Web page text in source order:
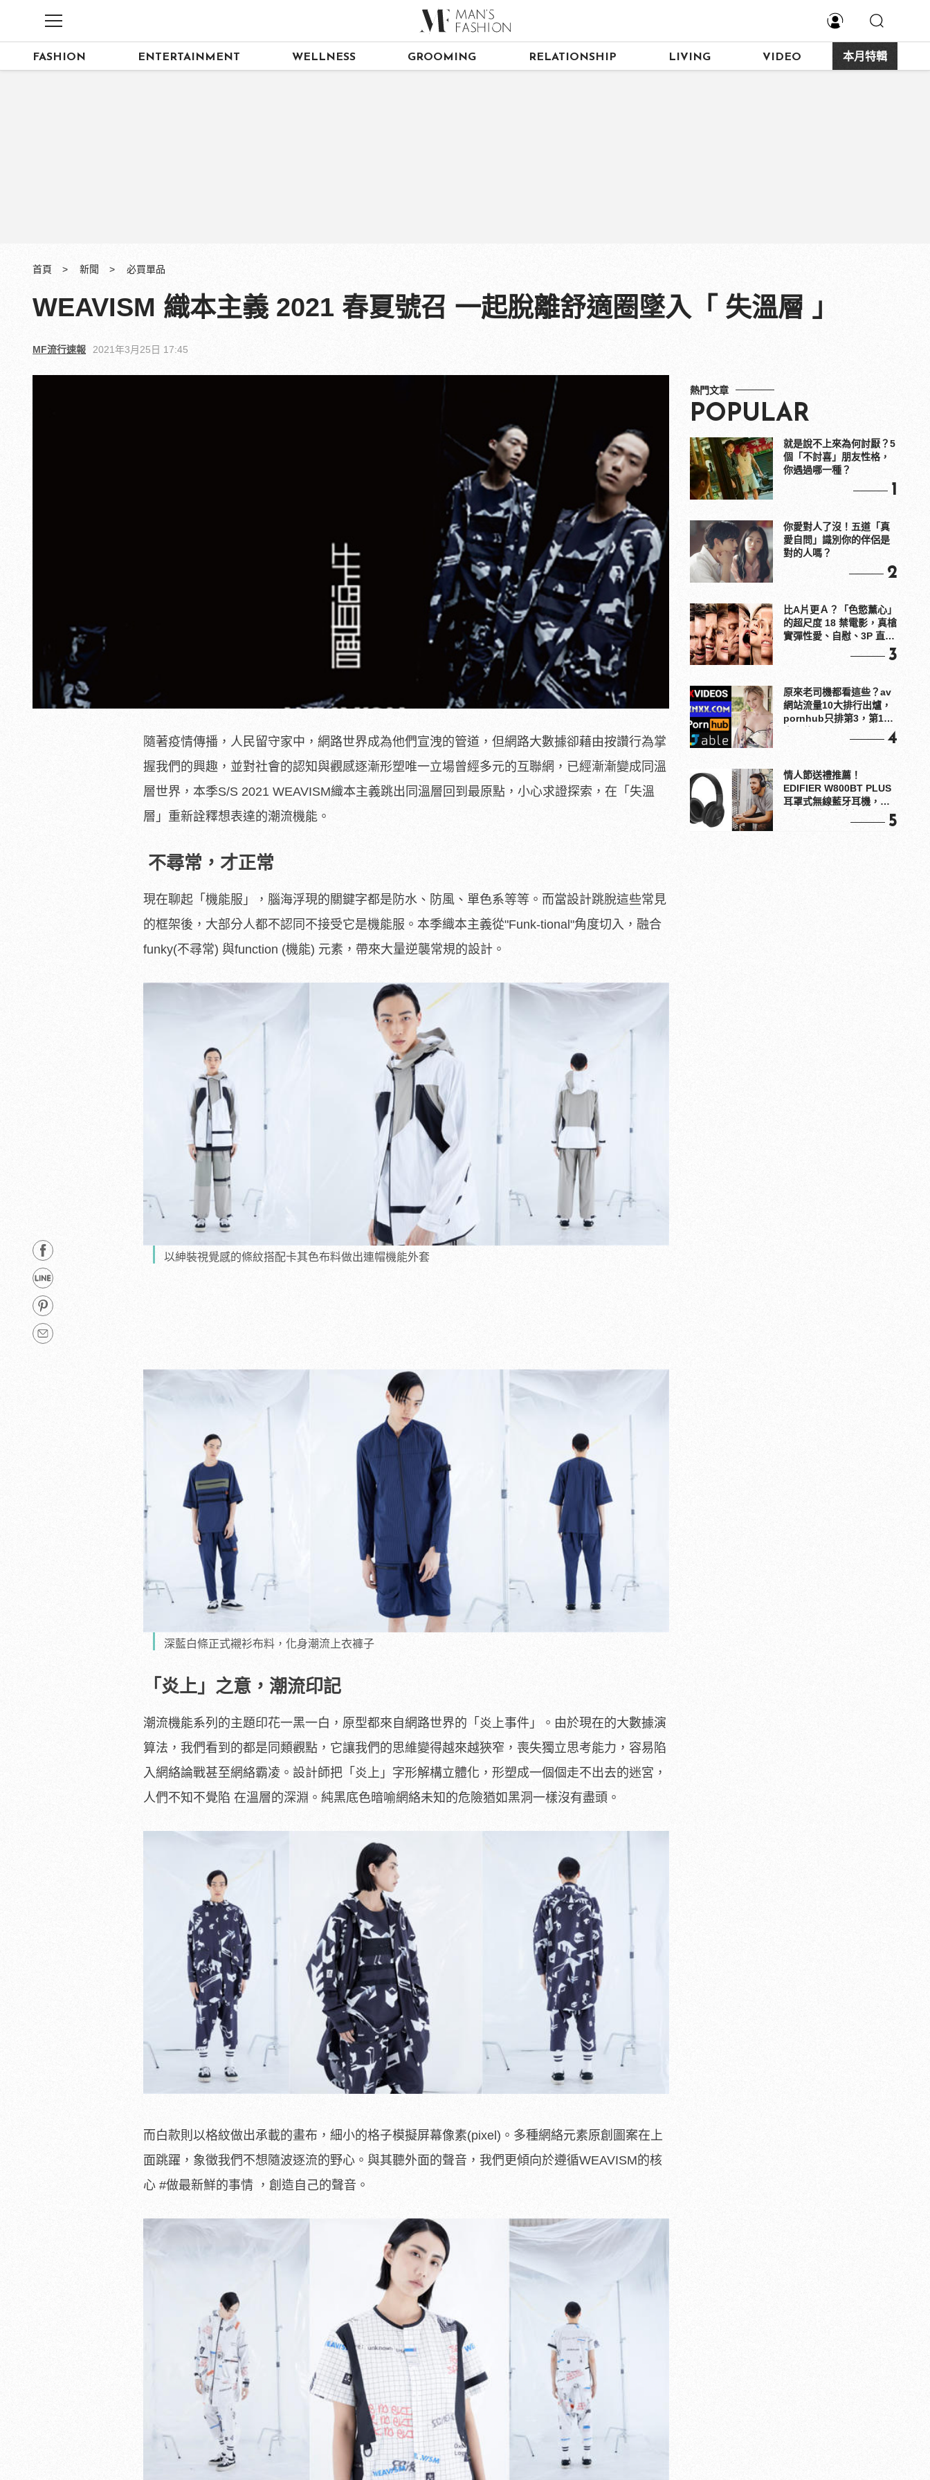
FASHION ENTERTAINMENT WELLNESS GROOMING RELATIONSHIP LIVING VIDEO 本月特輯
首頁 新聞 必買單品
WEAVISM 織本主義 2021 春夏號召 一起脫離舒適圈墜入「 失溫層 」
MF流行速報 2021年3月25日 17:45
隨著疫情傳播，人民留守家中，網路世界成為他們宣洩的管道，但網路大數據卻藉由按讚行為掌
握我們的興趣，並對社會的認知與觀感逐漸形塑唯一立場曾經多元的互聯網，已經漸漸變成同溫
層世界，本季S/S 2021 WEAVISM織本主義跳出同溫層回到最原點，小心求證探索，在「失溫
層」重新詮釋想表達的潮流機能。
不尋常，才正常
現在聊起「機能服」，腦海浮現的關鍵字都是防水、防風、單色系等等。而當設計跳脫這些常見
的框架後，大部分人都不認同不接受它是機能服。本季織本主義從"Funk-tional"角度切入，融合
funky(不尋常) 與function (機能) 元素，帶來大量逆襲常規的設計。
以紳裝視覺感的條紋搭配卡其色布料做出連帽機能外套
深藍白條正式襯衫布料，化身潮流上衣褲子
「 炎上 」 之意，潮流印記
潮流機能系列的主題印花一黑一白，原型都來自網路世界的「炎上事件」。由於現在的大數據演
算法，我們看到的都是同類觀點，它讓我們的思維變得越來越狹窄，喪失獨立思考能力，容易陷
入網絡論戰甚至網絡霸凌。設計師把「炎上」字形解構立體化，形塑成一個個走不出去的迷宮，
人們不知不覺陷 在溫層的深淵。純黑底色暗喻網絡未知的危險猶如黑洞一樣沒有盡頭。
而白款則以格紋做出承載的畫布，細小的格子模擬屏幕像素(pixel)。多種網絡元素原創圖案在上
面跳躍，象徵我們不想隨波逐流的野心。與其聽外面的聲音，我們更傾向於遵循WEAVISM的核
心 #做最新鮮的事情 ，創造自己的聲音。
熱門文章
POPULAR
就是說不上來為何討厭？5
個「不討喜」朋友性格，
你遇過哪一種？
1
你愛對人了沒！五道「真
愛自問」識別你的伴侶是
對的人嗎？
2
比A片更Ａ？「色慾薰心」
的超尺度 18 禁電影，真槍
實彈性愛、自慰、3P 直接
3
原來老司機都看這些？av
網站流量10大排行出爐，
pornhub只排第3，第1名
4
情人節送禮推薦！
EDIFIER W800BT PLUS
耳罩式無線藍牙耳機，在
5